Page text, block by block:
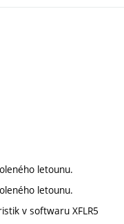
letounu.
letounu.
v softwaru XFLR5